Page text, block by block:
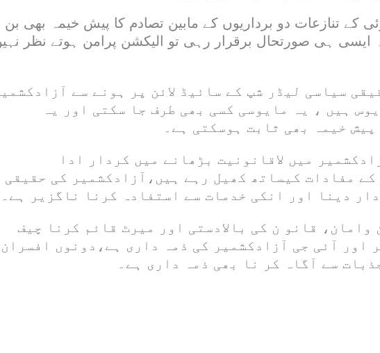
کے تنازعات دو برداریوں کے مابین تصادم کا پیش خیمہ بھی بن
ایسی ہی صورتحال برقرار رہی تو الیکشن پرامن ہوتے نظر
سیاسی لیڈر شپ کے سائیڈ لائن پر ہونے سے
ہیں ، یہ مایوسی کسی بھی طرف جا سکتی اور یہ
خیمہ بھی ثابت ہوسکتی ہے۔
میں لاقانونیت بڑھانے میں کردار ادا
مفادات کیساتھ کھیل رہے ہیں،آزادکشمیر کی حقیقی
دینا اور انکی خدمات سے استفادہ کرنا ناگزیر ہے۔
وامان، قانو ن کی بالادستی اور میرٹ قائم کرنا چیف
اور آئی جی آزادکشمیر کی ذمہ داری ہے،دونوں افسران
سے آگاہ کر نا بھی ذمہ داری ہے۔